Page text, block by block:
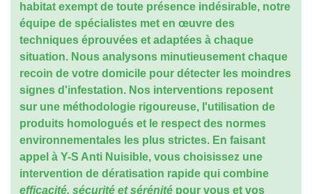
habitat exempt de toute présence indésirable, notre
équipe de spécialistes met en œuvre des
techniques éprouvées et adaptées à chaque
situation. Nous analysons minutieusement chaque
recoin de votre domicile pour détecter les moindres
signes d'infestation. Nos interventions reposent
sur une méthodologie rigoureuse, l'utilisation de
produits homologués et le respect des normes
environnementales les plus strictes. En faisant
appel à Y-S Anti Nuisible, vous choisissez une
intervention de dératisation rapide qui combine
efficacité, sécurité et sérénité pour vous et vos